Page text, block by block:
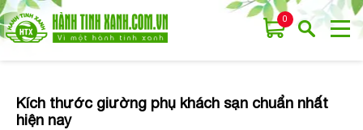
0
Kích thước giường phụ khách sạn chuẩn nhất
hiện nay